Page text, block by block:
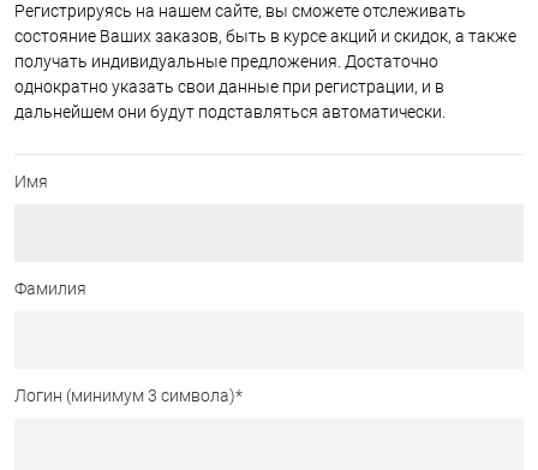
Регистрируясь на нашем сайте, вы сможете отслеживать
состояние Ваших заказов, быть в курсе акций и скидок, а также
получать индивидуальные предложения. Достаточно
однократно указать свои данные при регистрации, и в
дальнейшем они будут подставляться автоматически.
Имя
Фамилия
Логин (минимум 3 символа)*